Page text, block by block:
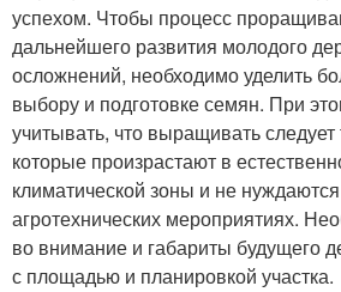
успехом. Чтобы процесс
дальнейшего развития молодого
осложнений, необходимо уделить
выбору и подготовке семян. При
учитывать, что выращивать следует
которые произрастают в
климатической зоны и не
агротехнических мероприятиях.
во внимание и габариты будущего
с площадью и планировкой участка.